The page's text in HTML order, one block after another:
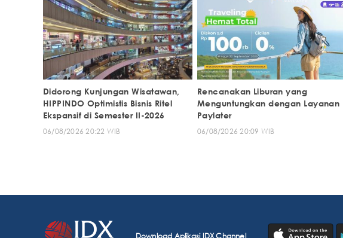
Didorong Kunjungan Wisatawan,
HIPPINDO Optimistis Bisnis Ritel
Ekspansif di Semester II-2026
06/08/2026 20:22 WIB
Rencanakan Liburan yang
Menguntungkan dengan Layanan
Paylater
06/08/2026 20:09 WIB
Download Aplikasi IDX Channel